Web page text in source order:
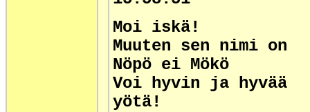
Moi iskä!
Muuten sen nimi on
Nöpö ei Mökö
Voi hyvin ja hyvää
yötä!